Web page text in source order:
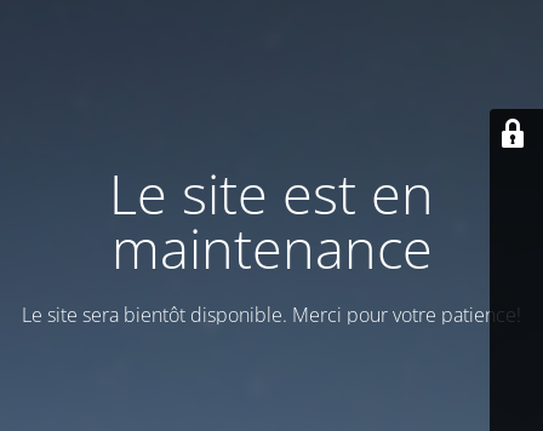
Le site est en
maintenance
Le site sera bientôt disponible. Merci pour votre patience!